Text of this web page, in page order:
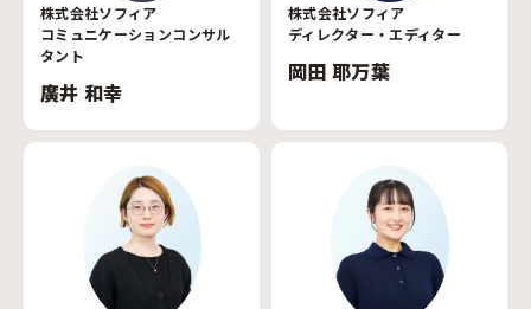
株式会社ソフィア
コミュニケーションコンサル
タント
廣井 和幸
株式会社ソフィア
ディレクター・エディター
岡田 耶万葉